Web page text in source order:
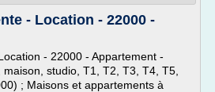
- Location - 22000 -
- 22000 - Appartement -
studio, T1, T2, T3, T4, T5,
; Maisons et appartements à